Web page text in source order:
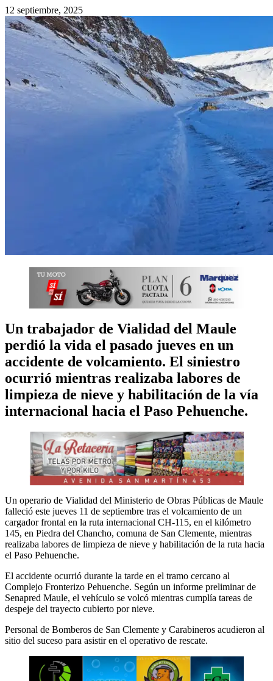
12 septiembre, 2025
Un trabajador de Vialidad del Maule
perdió la vida el pasado jueves en un
accidente de volcamiento. El siniestro
ocurrió mientras realizaba labores de
limpieza de nieve y habilitación de la vía
internacional hacia el Paso Pehuenche.
Un operario de Vialidad del Ministerio de Obras Públicas de Maule
falleció este jueves 11 de septiembre tras el volcamiento de un
cargador frontal en la ruta internacional CH-115, en el kilómetro
145, en Piedra del Chancho, comuna de San Clemente, mientras
realizaba labores de limpieza de nieve y habilitación de la ruta hacia
el Paso Pehuenche.
El accidente ocurrió durante la tarde en el tramo cercano al
Complejo Fronterizo Pehuenche. Según un informe preliminar de
Senapred Maule, el vehículo se volcó mientras cumplía tareas de
despeje del trayecto cubierto por nieve.
Personal de Bomberos de San Clemente y Carabineros acudieron al
sitio del suceso para asistir en el operativo de rescate.